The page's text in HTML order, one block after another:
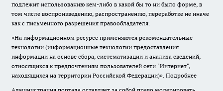
подлежит использованию кем-либо в какой бы то ни было форме, в
том числе воспроизведению, распространению, переработке не иначе
как с письменного разрешения правообладателя.
«На информационном ресурсе применяются рекомендательные
технологии (информационные технологии предоставления
информации на основе сбора, систематизации и анализа сведений,
относящихся к предпочтениям пользователей сети "Интернет",
находящихся на территории Российской Федерации)». Подробнее